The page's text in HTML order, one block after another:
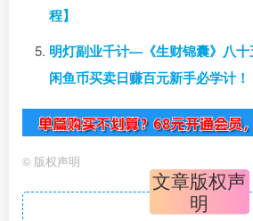
程】
明灯副业千计—《生财锦囊》八十
闲鱼币买卖日赚百元新手必学计！
© 版权声明
文章版权声
明